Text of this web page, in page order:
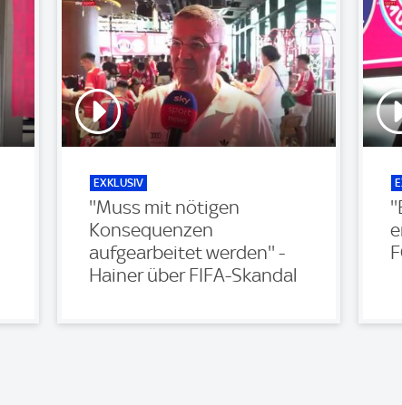
EXKLUSIV
''Muss mit nötigen
Konsequenzen
aufgearbeitet werden'' -
Hainer über FIFA-Skandal